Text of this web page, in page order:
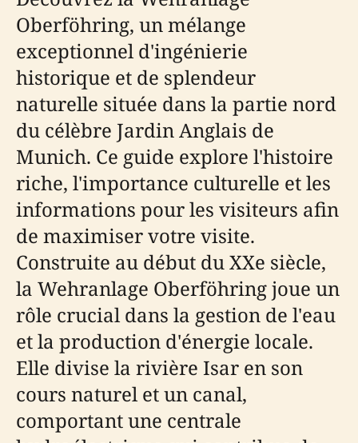
Oberföhring, un mélange
exceptionnel d'ingénierie
historique et de splendeur
naturelle située dans la partie nord
du célèbre Jardin Anglais de
Munich. Ce guide explore l'histoire
riche, l'importance culturelle et les
informations pour les visiteurs afin
de maximiser votre visite.
Construite au début du XXe siècle,
la Wehranlage Oberföhring joue un
rôle crucial dans la gestion de l'eau
et la production d'énergie locale.
Elle divise la rivière Isar en son
cours naturel et un canal,
comportant une centrale